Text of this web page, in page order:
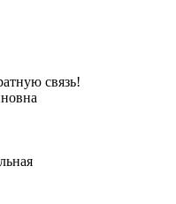
связь!